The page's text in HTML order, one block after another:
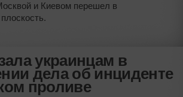
и Киевом перешел в
украинцам в
дела об инциденте
проливе